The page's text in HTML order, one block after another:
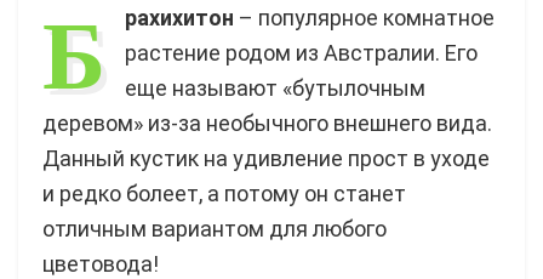
Б рахихитон – популярное комнатное
растение родом из Австралии. Его
еще называют «бутылочным
деревом» из-за необычного внешнего вида.
Данный кустик на удивление прост в уходе
и редко болеет, а потому он станет
отличным вариантом для любого
цветовода!